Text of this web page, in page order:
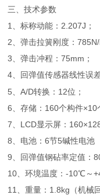
三、技术参数
1、标称动能：2.207J；
2、弹击拉簧刚度：785N/
3、弹击冲程：75mm；
4、回弹值传感器线性误
5、A/D转换：12位；
6、存储：160个构件×10
7、LCD显示屏：
8、电池：6节5碱性电池
9、回弹值钢砧率定值：
10、环境温度：-10℃～
11、重量：1.8kg（机械